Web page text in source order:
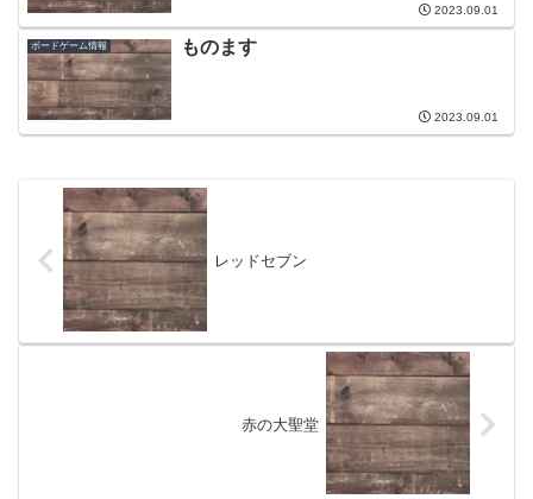
2023.09.01
ボードゲーム情報 ものます
2023.09.01
レッドセブン
赤の大聖堂